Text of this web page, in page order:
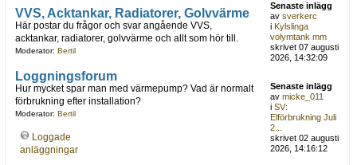
VVS, Acktankar, Radiatorer, Golvvärme
Här postar du frågor och svar angående VVS,
acktankar, radiatorer, golvvärme och allt som hör till.
Moderator: Bertil
Senaste inlägg
avsverkerc
iKylslinga
volymtank mm
skrivet 07 augusti
2026, 14:32:09
Loggningsforum
Hur mycket spar man med värmepump? Vad är normalt
förbrukning efter installation?
Moderator: Bertil
Loggade
anläggningar
Senaste inlägg
avmicke_011
iSV:
Elförbrukning Juli
2...
skrivet 02 augusti
2026, 14:16:12